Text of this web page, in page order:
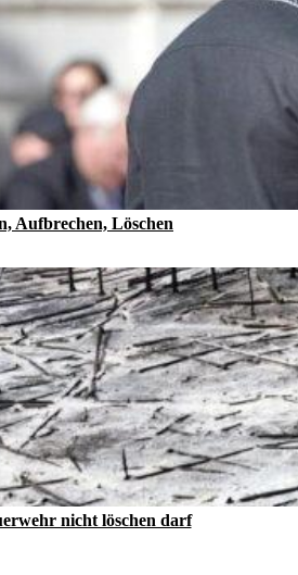
Aufbrechen, Löschen
nicht löschen darf